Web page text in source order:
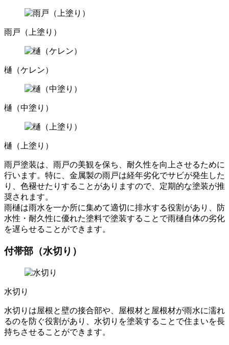
雨戸（上塗り）
樋（ケレン）
樋（中塗り）
樋（上塗り）
雨戸塗装は、雨戸の美観を保ち、耐久性を向上させるために
行います。特に、金属製の雨戸は経年劣化でサビが発生した
り、色褪せたりすることがありますので、定期的な塗装が推
奨されます。
雨樋は雨水を一か所に集めて適切に排水する役割があり、防
水性・耐久性に優れた塗料で塗装することで雨樋自体の劣化
を遅らせることができます。
付帯部（水切り）
水切り
水切りは屋根と壁の接合部や、屋根材と屋根材が雨水に濡れ
るのを防ぐ役割があり、水切りを塗装することで住まいを長
持ちさせることができます。